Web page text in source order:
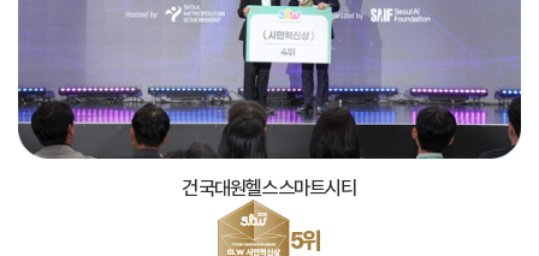
건국대원헬스스마트시티
5위